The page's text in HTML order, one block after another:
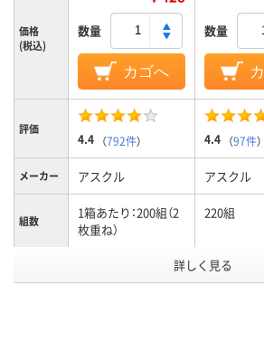
価格
(税込)
数量
カゴへ
数量
評価
4.4 （792件） 4.4 （97件）
メーカー アスクル アスクル
組数
1箱あたり：200組（2
枚重ね）
220組
ボックスティッシュ詳しく見る